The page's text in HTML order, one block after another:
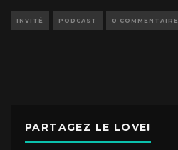
INVITÉ PODCAST 0 COMMENTAIRE
PARTAGEZ LE LOVE!